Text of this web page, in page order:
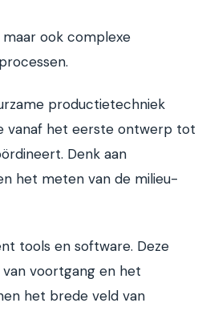
ook complexe
productietechniek
vanaf het eerste ontwerp tot
Denk aan
het meten van de milieu-
tools en software. Deze
voortgang en het
het brede veld van